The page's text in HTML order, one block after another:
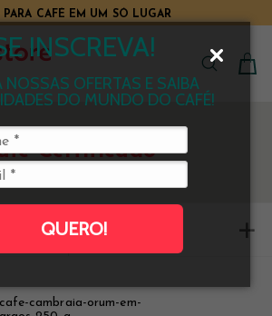
INSCREVA!
NOSSAS OFERTAS E SAIBA
DO MUNDO DO CAFÉ!
QUERO!
PARA CAFÉ EM UM SÓ LUGAR
Certificado
Ordenar